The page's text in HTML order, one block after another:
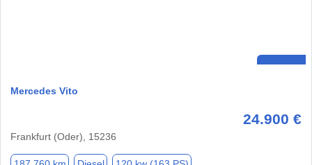
Mercedes Vito
24.900 €
Frankfurt (Oder), 15236